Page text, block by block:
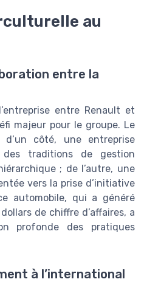
au
entre la
entre Renault et
majeur pour le groupe. Le
côté, une entreprise
des traditions de gestion
; de l’autre, une
vers la prise d’initiative
automobile, qui a généré
de chiffre d’affaires, a
profonde des pratiques
à l’international